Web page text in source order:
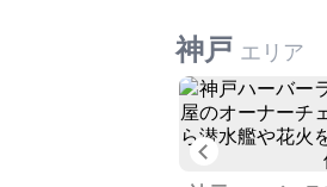
神戸 エリア
Previous